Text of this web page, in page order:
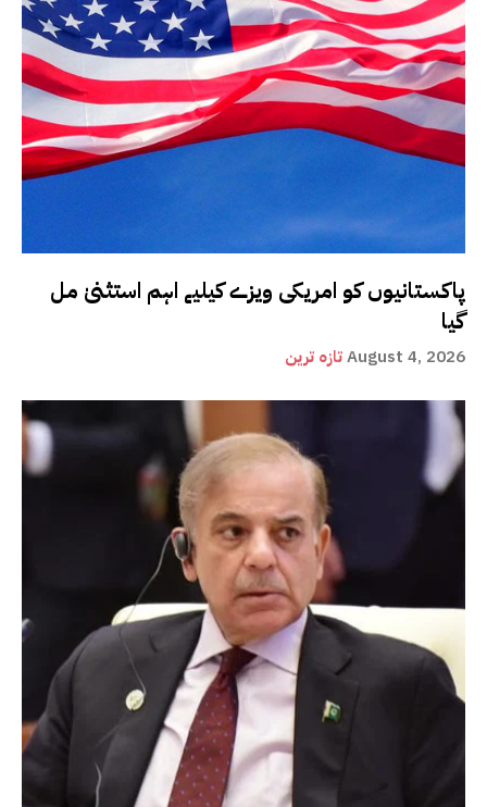
پاکستانیوں کو امریکی ویزے کیلیے اہم استثنیٰ مل
گیا
تازہ ترینAugust 4, 2026